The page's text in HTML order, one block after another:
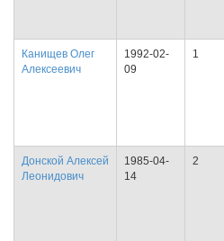
Канищев Олег
Алексеевич
1992-02-
09
1
Донской Алексей
Леонидович
1985-04-
14
2